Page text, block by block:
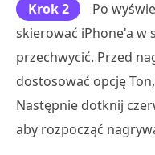
Krok 2
Po
skierować iPhone'a w
przechwycić. Przed
dostosować opcję
Następnie dotknij
aby rozpocząć